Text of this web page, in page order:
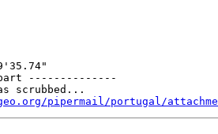
--------------
scrubbed...
pipermail/portugal/